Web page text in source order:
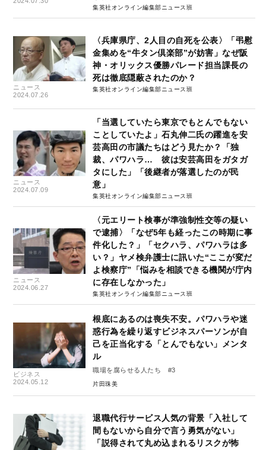
集英社オンライン編集部ニュース班
ニュース
2024.07.26
〈兵庫県庁、2人目の自死を公表〉「弔慰
金集めを“牛タン倶楽部”が妨害」なぜ阪
神・オリックス優勝パレード担当課長の
死は徹底隠蔽されたのか？
集英社オンライン編集部ニュース班
ニュース
2024.07.09
「当選していたら東京でもとんでもない
ことしていたよ」石丸伸二氏の躍進を安
芸高田の市議たちはどう見たか？「独
裁、パワハラ… 彼は安芸高田をガタガ
タにした」「後継者が落選したのが民
意」
集英社オンライン編集部ニュース班
ニュース
2024.06.27
〈元エリート検事が準強制性交等の疑い
で逮捕〉「なぜ5年も経ったこの時期に事
件化した？」「セクハラ、パワハラは多
い？」ヤメ検弁護士に訊いた“ここが変だ
よ検察庁”「悩みを相談できる機関が庁内
に存在しなかった」
集英社オンライン編集部ニュース班
ビジネス
2024.05.12
根底にあるのは喪失不安。パワハラや迷
惑行為を繰り返すビジネスパーソンが自
己を正当化する「とんでもない」メンタ
ル
職場を腐らせる人たち #3
片田珠美
退職代行サービス人気の背景「入社して
間もないから自分で言う勇気がない」
「説得されて丸め込まれるリスクが怖